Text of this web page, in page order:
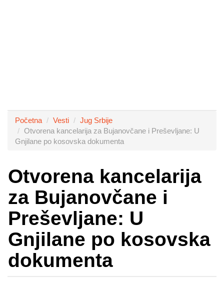
Početna Vesti
Jug Srbije
Otvorena kancelarija za Bujanovčane i Preševljane: U
Gnjilane po kosovska dokumenta
Otvorena kancelarija
za Bujanovčane i
Preševljane: U
Gnjilane po kosovska
dokumenta